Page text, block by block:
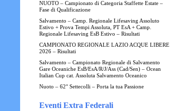
NUOTO – Campionato di Categoria Staffette Estate –
Fase di Qualificazione
Salvamento – Camp. Regionale Lifesaving Assoluto
Estivo + Prova Tempi Assoluta, PT EsA + Camp.
Regionale Lifesaving EsB Estivo – Risultati
CAMPIONATO REGIONALE LAZIO ACQUE LIBERE
2026 – Risultati
Salvamento – Campionato Regionale di Salvamento
Gare Oceaniche EsB/EsA/R/J/Ass (Cad/Sen) – Ocean
Italian Cup cat. Assoluta Salvamento Oceanico
Nuoto – 62° Settecolli – Porta la tua Passione
Eventi Extra Federali